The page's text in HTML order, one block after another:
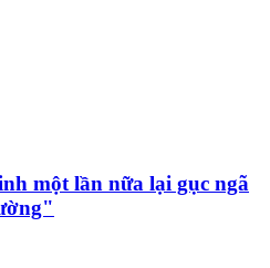
một lần nữa lại gục ngã